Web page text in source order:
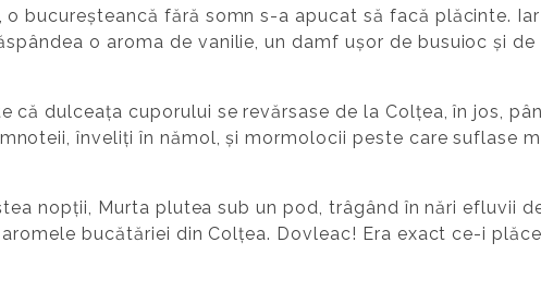
o bucureșteancă fără somn s-a apucat să facă plăcinte.
o aroma de vanilie, un damf ușor de busuioc și
că dulceața cuporului se revărsase de la Colțea, în jos,
înveliți în nămol, și mormolocii peste care suflase
nopții, Murta plutea sub un pod, trâgând în nări efluvii
bucătăriei din Colțea. Dovleac! Era exact ce-i